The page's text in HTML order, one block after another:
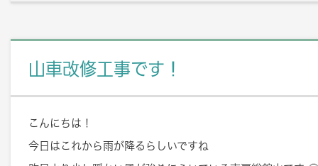
山車改修工事です！
こんにちは！
今日はこれから雨が降るらしいですね